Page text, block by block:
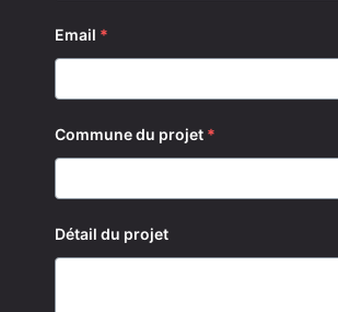
Email *
Commune du projet *
Détail du projet